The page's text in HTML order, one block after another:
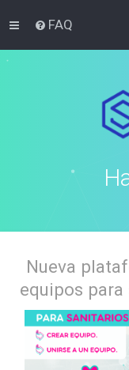
FAQ
Nueva
equipos para